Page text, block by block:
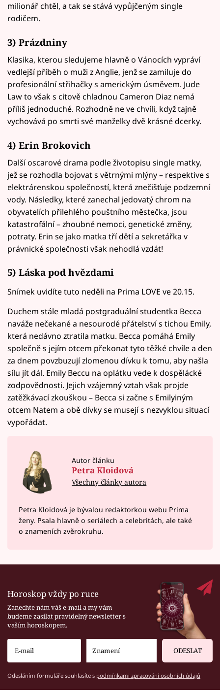
milionář chtěl, a tak se stává vypůjčeným single
rodičem.
3) Prázdniny
Klasika, kterou sledujeme hlavně o Vánocích vypráví
vedlejší příběh o muži z Anglie, jenž se zamiluje do
profesionální střihačky s americkým úsměvem. Jude
Law to však s citově chladnou Cameron Diaz nemá
příliš jednoduché. Rozhodně ne ve chvíli, když tajně
vychovává po smrti své manželky dvě krásné dcerky.
4) Erin Brokovich
Další oscarové drama podle životopisu single matky,
jež se rozhodla bojovat s větrnými mlýny – respektive s
elektrárenskou společností, která znečišťuje podzemní
vody. Následky, které zanechal jedovatý chrom na
obyvatelích přilehlého pouštního městečka, jsou
katastrofální – zhoubné nemoci, genetické změny,
potraty. Erin se jako matka tří dětí a sekretářka v
právnické společnosti však nehodlá vzdát!
5) Láska pod hvězdami
Snímek uvidíte tuto neděli na Prima LOVE ve 20.15.
Duchem stále mladá postgraduální studentka Becca
naváže nečekané a nesourodé přátelství s tichou Emily,
která nedávno ztratila matku. Becca pomáhá Emily
společně s jejím otcem překonat tyto těžké chvíle a den
za dnem povzbuzují zlomenou dívku k tomu, aby našla
sílu jít dál. Emily Beccu na oplátku vede k dospělácké
zodpovědnosti. Jejich vzájemný vztah však projde
zatěžkávací zkouškou – Becca si začne s Emilyiným
otcem Natem a obě dívky se musejí s nezvyklou situací
vypořádat.
Autor článku
Petra Kloidová
Všechny články autora
Petra Kloidová je bývalou redaktorkou webu Prima
ženy. Psala hlavně o seriálech a celebritách, ale také
o znameních zvěrokruhu.
Horoskop vždy po ruce
Zanechte nám váš e-mail a my vám
budeme zasílat pravidelný newsletter s
vaším horoskopem.
ODESLAT
Odesláním formuláře souhlasíte s podmínkami zpracování osobních údajů